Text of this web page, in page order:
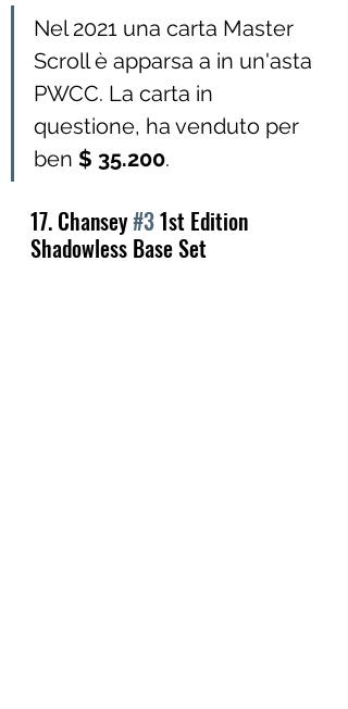
Nel 2021 una carta Master
Scroll è apparsa a in un'asta
PWCC. La carta in
questione, ha venduto per
ben $ 35.200.
17. Chansey #3 1st Edition
Shadowless Base Set